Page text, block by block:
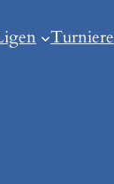
Turniere